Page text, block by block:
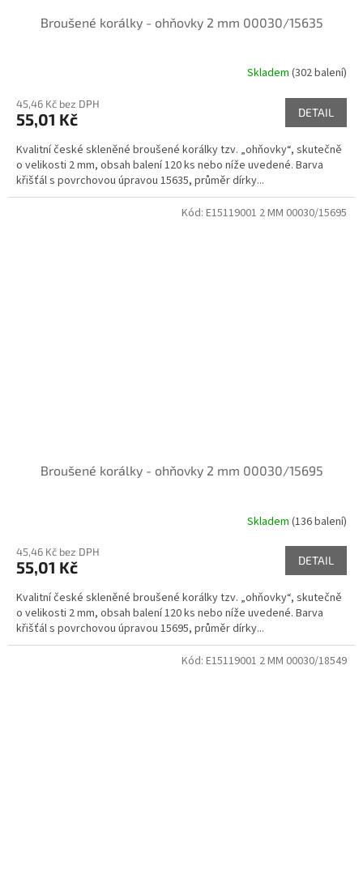
Broušené korálky - ohňovky 2 mm 00030/15635
Skladem (302 balení)
45,46 Kč bez DPH
55,01 Kč DETAIL
Kvalitní české skleněné broušené korálky tzv. „ohňovky“, skutečně
o velikosti 2 mm, obsah balení 120 ks nebo níže uvedené. Barva
křišťál s povrchovou úpravou 15635, průměr dírky...
Broušené korálky - ohňovky 2 mm 00030/15695
Skladem (136 balení)
45,46 Kč bez DPH
55,01 Kč DETAIL
Kvalitní české skleněné broušené korálky tzv. „ohňovky“, skutečně
o velikosti 2 mm, obsah balení 120 ks nebo níže uvedené. Barva
křišťál s povrchovou úpravou 15695, průměr dírky...
Kód: E15119001 2 MM 00030/15695
Kód: E15119001 2 MM 00030/18549